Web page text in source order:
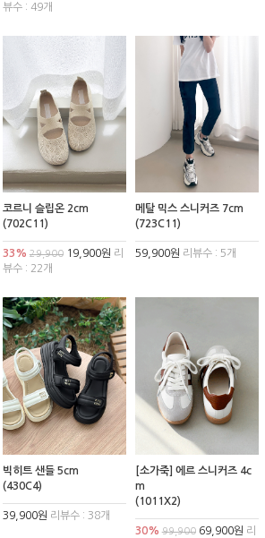
뷰수 : 49개
코르니 슬립온 2cm
(702C11)
33% 29,90019,900원 리
뷰수 : 22개
메탈 믹스 스니커즈 7cm
(723C11)
59,900원 리뷰수 : 5개
빅히트 샌들 5cm
(430C4)
39,900원 리뷰수 : 38개
[소가죽] 에르 스니커즈 4c
m
(1011X2)
30% 99,90069,900원 리